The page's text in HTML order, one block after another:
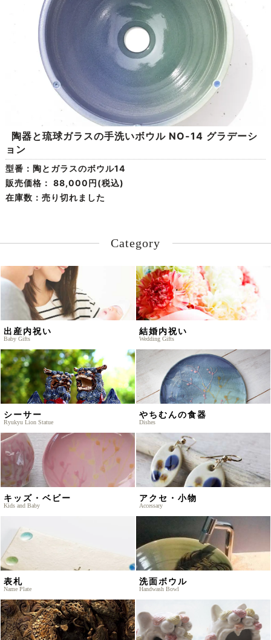
陶器と琉球ガラスの手洗いボウル NO-14 グラデーシ
ョン
型番：陶とガラスのボウル14
販売価格： 88,000円(税込)
在庫数：売り切れました
Category
出産内祝い
Baby Gifts
結婚内祝い
Wedding Gifts
シーサー
Ryukyu Lion Statue
やちむんの食器
Dishes
キッズ・ベビー
Kids and Baby
アクセ・小物
Accessary
表札
Name Plate
洗面ボウル
Handwash Bowl